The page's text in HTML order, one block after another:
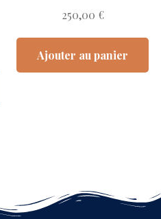
250,00 €
Ajouter au panier